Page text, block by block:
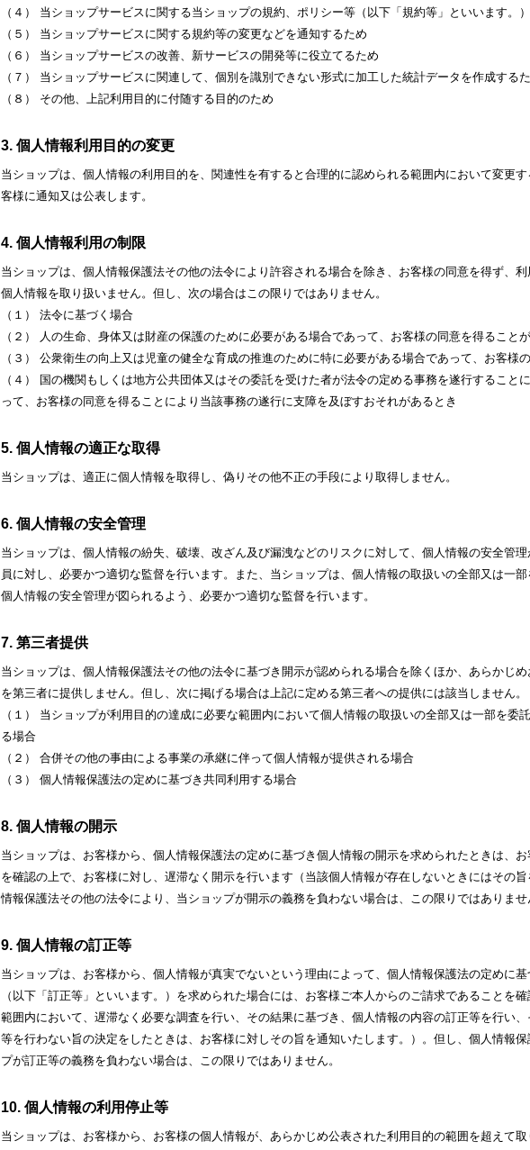
（４） 当ショップサービスに関する当ショップの規約、ポリシー等（以下「規約等」といいます。
（５） 当ショップサービスに関する規約等の変更などを通知するため
（６） 当ショップサービスの改善、新サービスの開発等に役立てるため
（７） 当ショップサービスに関連して、個別を識別できない形式に加工した統計データを作成する
（８） その他、上記利用目的に付随する目的のため
3. 個人情報利用目的の変更
当ショップは、個人情報の利用目的を、関連性を有すると合理的に認められる範囲内において変更
客様に通知又は公表します。
4. 個人情報利用の制限
当ショップは、個人情報保護法その他の法令により許容される場合を除き、お客様の同意を得ず、
個人情報を取り扱いません。但し、次の場合はこの限りではありません。
（１） 法令に基づく場合
（２） 人の生命、身体又は財産の保護のために必要がある場合であって、お客様の同意を得ること
（３） 公衆衛生の向上又は児童の健全な育成の推進のために特に必要がある場合であって、お客様
（４） 国の機関もしくは地方公共団体又はその委託を受けた者が法令の定める事務を遂行すること
って、お客様の同意を得ることにより当該事務の遂行に支障を及ぼすおそれがあるとき
5. 個人情報の適正な取得
当ショップは、適正に個人情報を取得し、偽りその他不正の手段により取得しません。
6. 個人情報の安全管理
当ショップは、個人情報の紛失、破壊、改ざん及び漏洩などのリスクに対して、個人情報の安全管
員に対し、必要かつ適切な監督を行います。また、当ショップは、個人情報の取扱いの全部又は一
個人情報の安全管理が図られるよう、必要かつ適切な監督を行います。
7. 第三者提供
当ショップは、個人情報保護法その他の法令に基づき開示が認められる場合を除くほか、あらかじ
を第三者に提供しません。但し、次に掲げる場合は上記に定める第三者への提供には該当しません。
（１） 当ショップが利用目的の達成に必要な範囲内において個人情報の取扱いの全部又は一部を委
る場合
（２） 合併その他の事由による事業の承継に伴って個人情報が提供される場合
（３） 個人情報保護法の定めに基づき共同利用する場合
8. 個人情報の開示
当ショップは、お客様から、個人情報保護法の定めに基づき個人情報の開示を求められたときは、
を確認の上で、お客様に対し、遅滞なく開示を行います（当該個人情報が存在しないときにはその
情報保護法その他の法令により、当ショップが開示の義務を負わない場合は、この限りではありませ
9. 個人情報の訂正等
当ショップは、お客様から、個人情報が真実でないという理由によって、個人情報保護法の定めに
（以下「訂正等」といいます。）を求められた場合には、お客様ご本人からのご請求であることを
範囲内において、遅滞なく必要な調査を行い、その結果に基づき、個人情報の内容の訂正等を行い
等を行わない旨の決定をしたときは、お客様に対しその旨を通知いたします。）。但し、個人情報
プが訂正等の義務を負わない場合は、この限りではありません。
10. 個人情報の利用停止等
当ショップは、お客様から、お客様の個人情報が、あらかじめ公表された利用目的の範囲を超えて